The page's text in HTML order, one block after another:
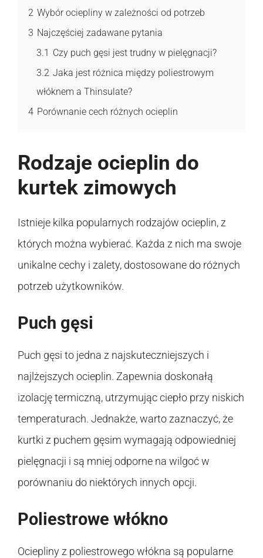
2 Wybór ociepliny w zależności od potrzeb
3 Najczęściej zadawane pytania
3.1 Czy puch gęsi jest trudny w pielęgnacji?
3.2 Jaka jest różnica między poliestrowym
włóknem a Thinsulate?
4 Porównanie cech różnych ocieplin
Rodzaje ocieplin do
kurtek zimowych
Istnieje kilka popularnych rodzajów ocieplin, z
których można wybierać. Każda z nich ma swoje
unikalne cechy i zalety, dostosowane do różnych
potrzeb użytkowników.
Puch gęsi
Puch gęsi to jedna z najskuteczniejszych i
najlżejszych ocieplin. Zapewnia doskonałą
izolację termiczną, utrzymując ciepło przy niskich
temperaturach. Jednakże, warto zaznaczyć, że
kurtki z puchem gęsim wymagają odpowiedniej
pielęgnacji i są mniej odporne na wilgoć w
porównaniu do niektórych innych opcji.
Poliestrowe włókno
Ociepliny z poliestrowego włókna są popularne